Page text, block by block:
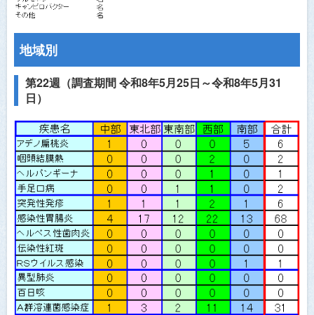
地域別
第22週（調査期間 令和8年5月25日～令和8年5月31
日）